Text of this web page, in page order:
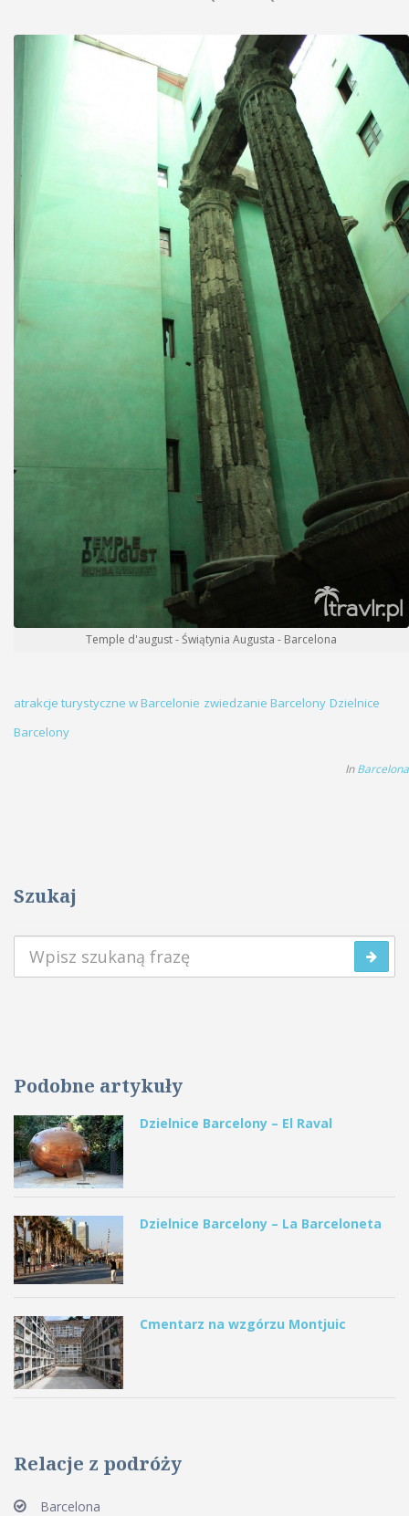
Temple d'august - Świątynia Augusta - Barcelona
atrakcje turystyczne w Barcelonie zwiedzanie Barcelony Dzielnice
Barcelony
InBarcelona
Szukaj
Podobne artykuły
Dzielnice Barcelony – El Raval
Dzielnice Barcelony – La Barceloneta
Cmentarz na wzgórzu Montjuic
Relacje z podróży
Barcelona